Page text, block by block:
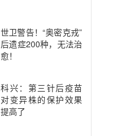
世卫警告！“奥密克戎”
后遗症200种，无法治
愈！
科兴：第三针后疫苗
对变异株的保护效果
提高了